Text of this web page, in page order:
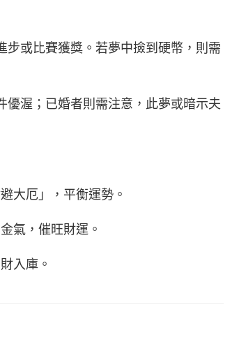
步或比賽獲獎。若夢中撿到硬幣，則需
渥；已婚者則需注意，此夢或暗示夫
大厄」，平衡運勢。
氣，催旺財運。
入庫。